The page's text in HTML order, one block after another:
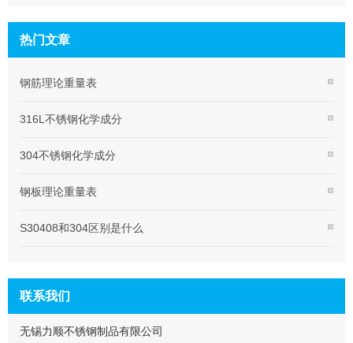
热门文章
钢筋理论重量表
316L不锈钢化学成分
304不锈钢化学成分
钢板理论重量表
S30408和304区别是什么
联系我们
无锡力顺不锈钢制品有限公司